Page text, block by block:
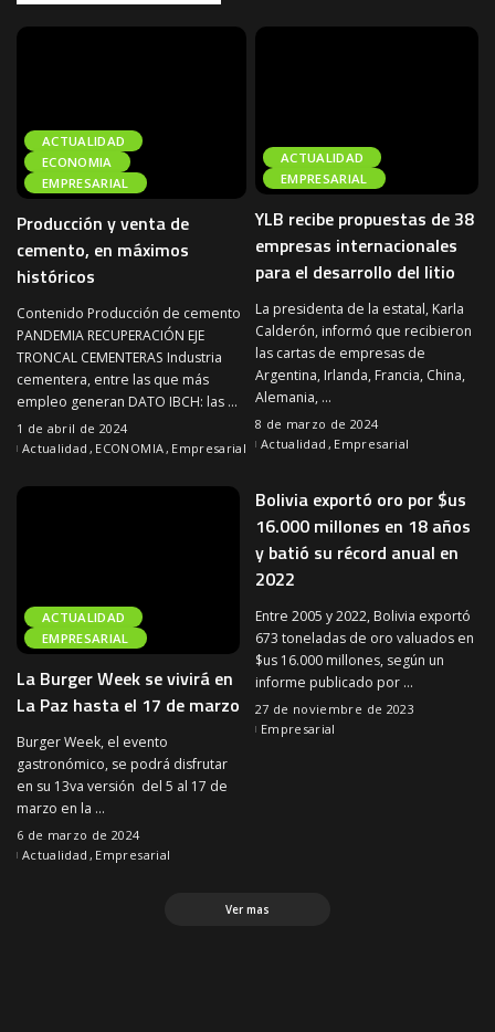
ACTUALIDAD
ECONOMIA
EMPRESARIAL
Producción y venta de
cemento, en máximos
históricos
Contenido Producción de cemento
PANDEMIA RECUPERACIÓN EJE
TRONCAL CEMENTERAS Industria
cementera, entre las que más
empleo generan DATO IBCH: las ...
1 de abril de 2024
Actualidad ECONOMIA Empresarial
ACTUALIDAD
EMPRESARIAL
YLB recibe propuestas de 38
empresas internacionales
para el desarrollo del litio
La presidenta de la estatal, Karla
Calderón, informó que recibieron
las cartas de empresas de
Argentina, Irlanda, Francia, China,
Alemania, ...
8 de marzo de 2024
Actualidad Empresarial
ACTUALIDAD
EMPRESARIAL
La Burger Week se vivirá en
La Paz hasta el 17 de marzo
Burger Week, el evento
gastronómico, se podrá disfrutar
en su 13va versión del 5 al 17 de
marzo en la ...
6 de marzo de 2024
Actualidad Empresarial
Bolivia exportó oro por $us
16.000 millones en 18 años
y batió su récord anual en
2022
Entre 2005 y 2022, Bolivia exportó
673 toneladas de oro valuados en
$us 16.000 millones, según un
informe publicado por ...
27 de noviembre de 2023
Empresarial
Ver mas